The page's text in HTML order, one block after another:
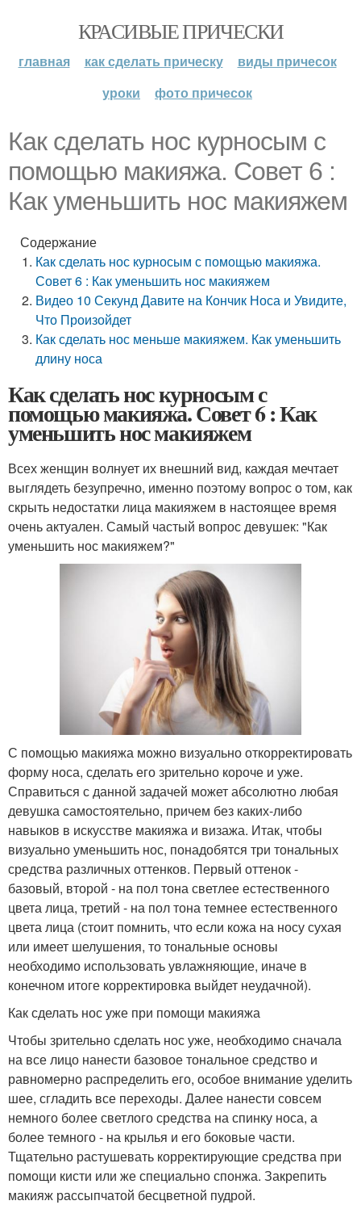
КРАСИВЫЕ ПРИЧЕСКИ
главная как сделать прическу
виды причесок
уроки
фото причесок
Как сделать нос курносым с
помощью макияжа. Совет 6 :
Как уменьшить нос макияжем
Содержание
Как сделать нос курносым с помощью макияжа.
Совет 6 : Как уменьшить нос макияжем
Видео 10 Секунд Давите на Кончик Носа и Увидите,
Что Произойдет
Как сделать нос меньше макияжем. Как уменьшить
длину носа
Как сделать нос курносым с
помощью макияжа. Совет 6 : Как
уменьшить нос макияжем
Всех женщин волнует их внешний вид, каждая мечтает
выглядеть безупречно, именно поэтому вопрос о том, как
скрыть недостатки лица макияжем в настоящее время
очень актуален. Самый частый вопрос девушек: "Как
уменьшить нос макияжем?"
С помощью макияжа можно визуально откорректировать
форму носа, сделать его зрительно короче и уже.
Справиться с данной задачей может абсолютно любая
девушка самостоятельно, причем без каких-либо
навыков в искусстве макияжа и визажа. Итак, чтобы
визуально уменьшить нос, понадобятся три тональных
средства различных оттенков. Первый оттенок -
базовый, второй - на пол тона светлее естественного
цвета лица, третий - на пол тона темнее естественного
цвета лица (стоит помнить, что если кожа на носу сухая
или имеет шелушения, то тональные основы
необходимо использовать увлажняющие, иначе в
конечном итоге корректировка выйдет неудачной).
Как сделать нос уже при помощи макияжа
Чтобы зрительно сделать нос уже, необходимо сначала
на все лицо нанести базовое тональное средство и
равномерно распределить его, особое внимание уделить
шее, сгладить все переходы. Далее нанести совсем
немного более светлого средства на спинку носа, а
более темного - на крылья и его боковые части.
Тщательно растушевать корректирующие средства при
помощи кисти или же специально спонжа. Закрепить
макияж рассыпчатой бесцветной пудрой.